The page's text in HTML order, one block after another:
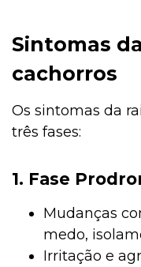
Sintomas
cachorros
Os sintomas da
três fases:
1. Fase
Mudanças
medo,
Irritação e